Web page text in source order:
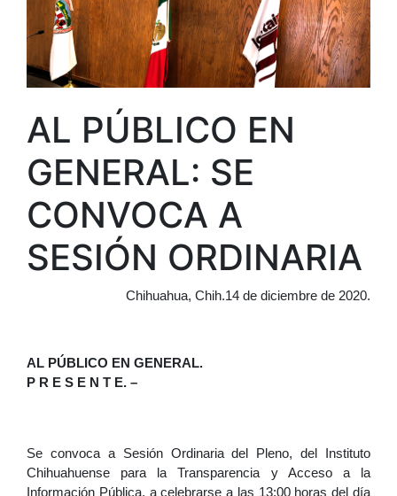
AL PÚBLICO EN
GENERAL: SE
CONVOCA A
SESIÓN ORDINARIA
Chihuahua, Chih.14 de diciembre de 2020.
AL PÚBLICO EN GENERAL.
P R E S E N T E. –
Se convoca a Sesión Ordinaria del Pleno, del Instituto
Chihuahuense para la Transparencia y Acceso a la
Información Pública, a celebrarse a las 13:00 horas del día